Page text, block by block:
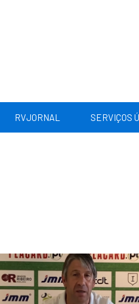
RVJORNAL SERVIÇOS